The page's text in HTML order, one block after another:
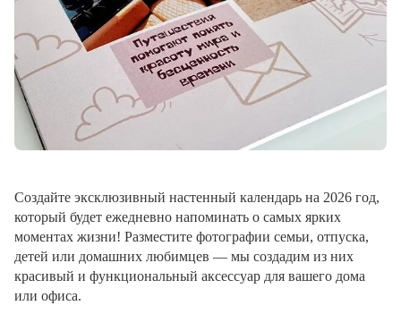
Создайте эксклюзивный настенный календарь на 2026 год,
который будет ежедневно напоминать о самых ярких
моментах жизни! Разместите фотографии семьи, отпуска,
детей или домашних любимцев — мы создадим из них
красивый и функциональный аксессуар для вашего дома
или офиса.